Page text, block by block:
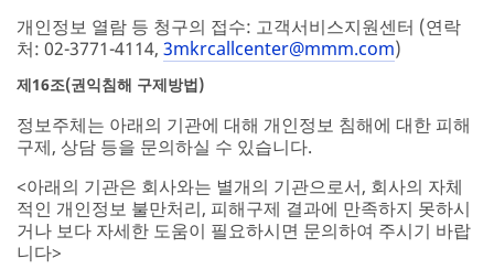
개인정보 열람 등 청구의 접수: 고객서비스지원센터 (연락
처: 02-3771-4114, 3mkrcallcenter@mmm.com)
제16조(권익침해 구제방법)
정보주체는 아래의 기관에 대해 개인정보 침해에 대한 피해
구제, 상담 등을 문의하실 수 있습니다.
<아래의 기관은 회사와는 별개의 기관으로서, 회사의 자체
적인 개인정보 불만처리, 피해구제 결과에 만족하지 못하시
거나 보다 자세한 도움이 필요하시면 문의하여 주시기 바랍
니다>